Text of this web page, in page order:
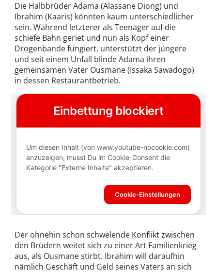
Die Halbbrüder Adama (Alassane Diong) und
Ibrahim (Kaaris) könnten kaum unterschiedlicher
sein. Während letzterer als Teenager auf die
schiefe Bahn geriet und nun als Kopf einer
Drogenbande fungiert, unterstützt der jüngere
und seit einem Unfall blinde Adama ihren
gemeinsamen Vater Ousmane (Issaka Sawadogo)
in dessen Restaurantbetrieb.
Der ohnehin schon schwelende Konflikt zwischen
den Brüdern weitet sich zu einer Art Familienkrieg
aus, als Ousmane stirbt. Ibrahim will daraufhin
nämlich Geschäft und Geld seines Vaters an sich